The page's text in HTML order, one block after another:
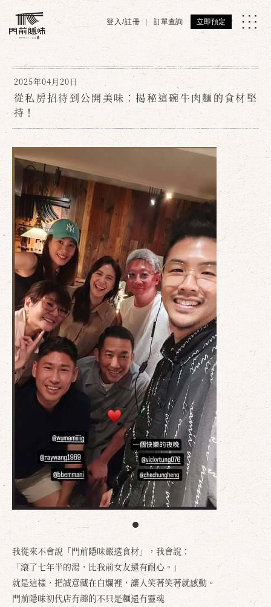
登入/註冊 訂單查詢 立即預定
2025年04月20日
從私房招待到公開美味：揭秘這碗牛肉麵的食材堅
持！
我從來不會說「門前隱味嚴選食材」，我會說：
「滾了七年半的湯，比我前女友還有耐心。」
就是這樣，把誠意藏在白爛裡，讓人笑著笑著就感動。
門前隱味初代店有趣的不只是麵還有靈魂